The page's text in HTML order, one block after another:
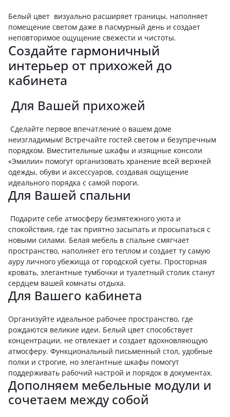
Белый цвет визуально расширяет границы, наполняет
помещение светом даже в пасмурный день и создает
неповторимое ощущение свежести и чистоты.
Создайте гармоничный
интерьер от прихожей до
кабинета
Для Вашей прихожей
Сделайте первое впечатление о вашем доме
неизгладимым! Встречайте гостей светом и безупречным
порядком. Вместительные шкафы и изящные консоли
«Эмилии» помогут организовать хранение всей верхней
одежды, обуви и аксессуаров, создавая ощущение
идеального порядка с самой пороги.
Для Вашей спальни
Подарите себе атмосферу безмятежного уюта и
спокойствия, где так приятно засыпать и просыпаться с
новыми силами. Белая мебель в спальне смягчает
пространство, наполняет его теплом и создает ту самую
ауру личного убежища от городской суеты. Просторная
кровать, элегантные тумбочки и туалетный столик станут
сердцем вашей комнаты отдыха.
Для Вашего кабинета
Организуйте идеальное рабочее пространство, где
рождаются великие идеи. Белый цвет способствует
концентрации, не отвлекает и создает вдохновляющую
атмосферу. Функциональный письменный стол, удобные
полки и строгие, но элегантные шкафы помогут
поддерживать рабочий настрой и порядок в документах.
Дополняем мебельные модули и
сочетаем между собой